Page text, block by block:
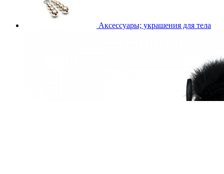
Аксессуары; украшения для тела